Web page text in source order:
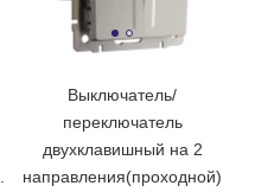
Выключатель/
переключатель
двухклавишный на 2
направления(проходной)